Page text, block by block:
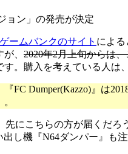
ョン」の発売が決定
ゲームバンクのサイト によ
、 2020年2月上旬からは
。購入を考えている人は
FC Dumper(Kazzo)』は
先にこちらの方が届くだ
出し機『N64ダンパー』